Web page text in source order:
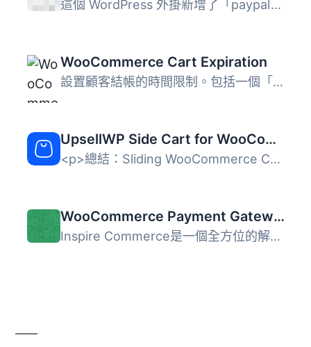
這個 WordPress 外掛新增了「paypal_button」簡碼，可顯示「...
WooCommerce Cart Expiration
設置顧客結帳的時間限制。包括一個「結帳時間」倒數計時來鼓...
UpsellWP Side Cart for WooCommerce
<p>總結：Sliding WooCommerce Cart and Upsells 讓您...
WooCommerce Payment Gateway – Inspire
Inspire Commerce是一個全方位的解決方案，可讓您將美麗的Woo...